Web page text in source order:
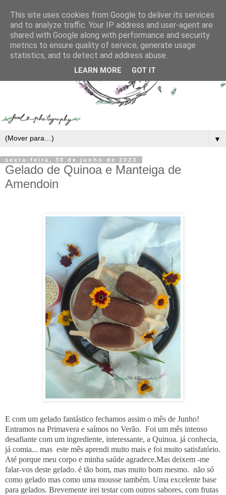
▼
sexta-feira, 30 de junho de 2023
Gelado de Quinoa e Manteiga de
Amendoin
E com um gelado fantástico fechamos assim o mês de Junho!
Entramos na Primavera e saímos no Verão. Foi um mês intenso
desafiante com um ingrediente, interessante, a Quinoa. já conhecia,
já comia... mas este mês aprendi muito mais e foi muito satisfatório.
Até porque meu corpo e minha saúde agradece.Mas deixem -me
falar-vos deste gelado. é tão bom, mas muito bom mesmo. não só
como gelado mas como uma mousse também. Uma excelente base
para gelados. Brevemente irei testar com outros sabores, com frutas
This site uses cookies from Google to deliver its services
and to analyze traffic. Your IP address and user-agent are
shared with Google along with performance and security
metrics to ensure quality of service, generate usage
statistics, and to detect and address abuse.
LEARN MORE GOT IT